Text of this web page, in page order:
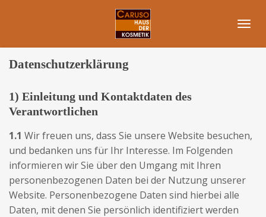
Datenschutzerklärung
1) Einleitung und Kontaktdaten des
Verantwortlichen
1.1 Wir freuen uns, dass Sie unsere Website besuchen,
und bedanken uns für Ihr Interesse. Im Folgenden
informieren wir Sie über den Umgang mit Ihren
personenbezogenen Daten bei der Nutzung unserer
Website. Personenbezogene Daten sind hierbei alle
Daten, mit denen Sie persönlich identifiziert werden